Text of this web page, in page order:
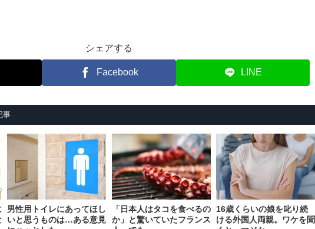
シェアする
Facebook LINE
事
男性用トイレにあってほし
いと思うものは…ある意見
「日本人はタコを食べるの
か」と驚いていたフランス
16歳くらいの娘を叱り続
ける外国人両親。ワケを聞